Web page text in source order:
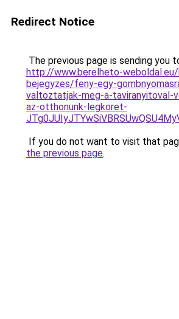
Redirect Notice
The previous page is sending you
http://www.berelheto-
bejegyzes/feny-egy-
valtoztatjak-meg-a-taviranyitoval-
az-otthonunk-legkoret-
If you do not want to visit that
the previous page.